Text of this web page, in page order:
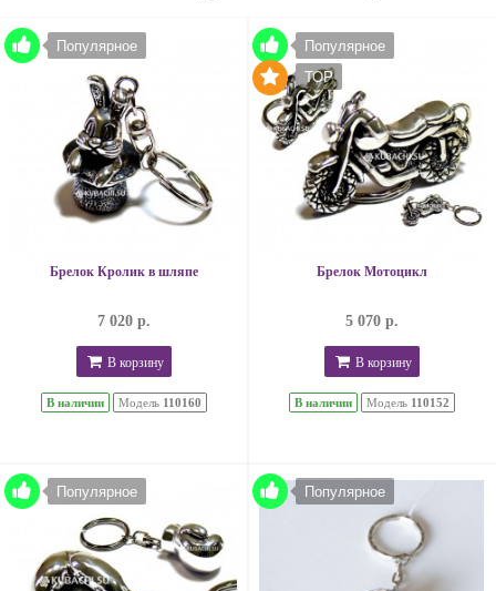
Популярное
Брелок Кролик в шляпе
7 020 р.
В корзину
В наличии Модель 110160
Популярное
TOP
Брелок Мотоцикл
5 070 р.
В корзину
В наличии Модель 110152
Популярное Популярное